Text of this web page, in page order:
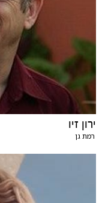
ירון זיו
רמת גן